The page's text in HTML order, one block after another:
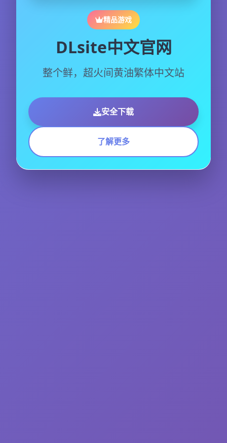
精品游戏
DLsite中文官网
整个鲜，超火间黄油繁体中文站
安全下载
了解更多